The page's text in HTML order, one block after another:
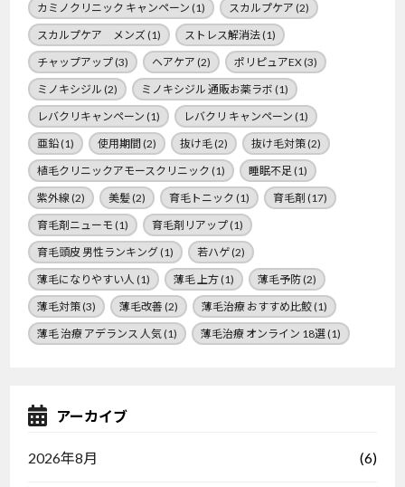
カミノクリニック キャンペーン (1) スカルプケア (2)
スカルプケア メンズ(1) ストレス解消法(1)
チャップアップ(3) ヘアケア (2) ポリピュアEX(3)
ミノキシジル (2) ミノキシジル 通販お薬ラボ (1)
レバクリキャンペーン (1) レバクリ キャンペーン (1)
亜鉛(1) 使用期間 (2) 抜け毛(2) 抜け毛対策(2)
植毛クリニックアモースクリニック (1) 睡眠不足 (1)
紫外線(2) 美髪(2) 育毛トニック (1) 育毛剤 (17)
育毛剤ニューモ (1) 育毛剤リアップ(1)
育毛頭皮 男性ランキング(1) 若ハゲ(2)
薄毛になりやすい人 (1) 薄毛 上方(1) 薄毛予防(2)
薄毛対策(3) 薄毛改善 (2) 薄毛治療 おすすめ比鮫(1)
薄毛 治療 アデランス 人気(1) 薄毛治療 オンライン 18選(1)
アーカイブ
2026年8月 (6)